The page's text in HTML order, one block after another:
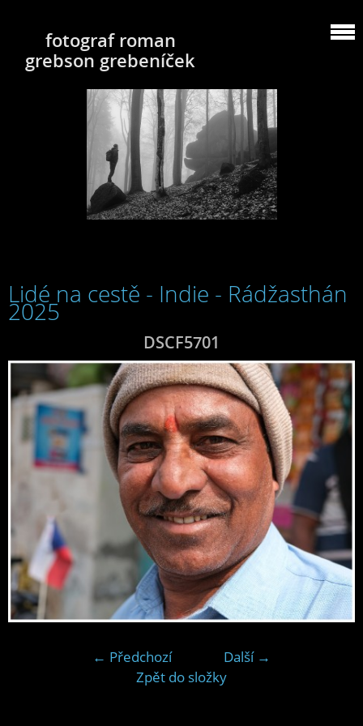
fotograf roman
grebson grebeníček
Lidé na cestě - Indie - Rádžasthán
2025
DSCF5701
← Předchozí
Další →
Zpět do složky